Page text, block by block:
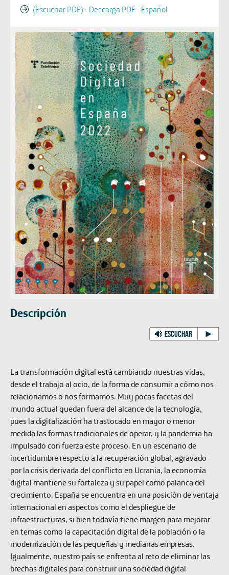
(Escuchar PDF) - Descarga PDF - Español
Descripción
ESCUCHAR
La transformación digital está cambiando nuestras vidas,
desde el trabajo al ocio, de la forma de consumir a cómo nos
relacionamos o nos formamos. Muy pocas facetas del
mundo actual quedan fuera del alcance de la tecnología,
pues la digitalización ha trastocado en mayor o menor
medida las formas tradicionales de operar, y la pandemia ha
impulsado con fuerza este proceso. En un escenario de
incertidumbre respecto a la recuperación global, agravado
por la crisis derivada del conflicto en Ucrania, la economía
digital mantiene su fortaleza y su papel como palanca del
crecimiento. España se encuentra en una posición de ventaja
internacional en aspectos como el despliegue de
infraestructuras, si bien todavía tiene margen para mejorar
en temas como la capacitación digital de la población o la
modernización de las pequeñas y medianas empresas.
Igualmente, nuestro país se enfrenta al reto de eliminar las
brechas digitales para construir una sociedad digital